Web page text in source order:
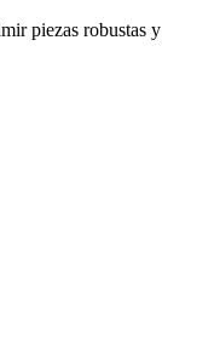
piezas robustas y